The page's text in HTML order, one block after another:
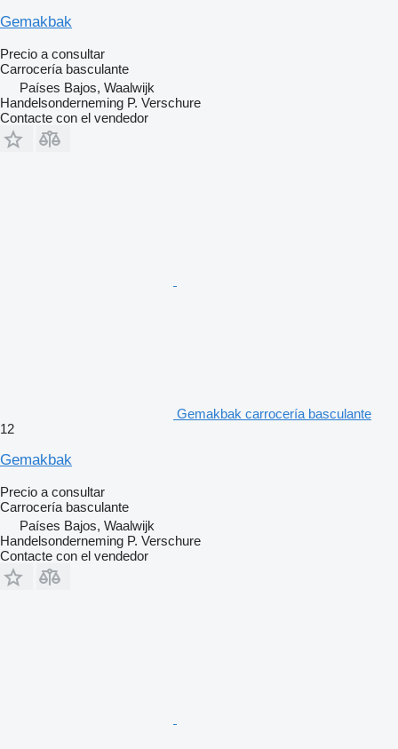
Gemakbak
Precio a consultar
Carrocería basculante
Países Bajos, Waalwijk
Handelsonderneming P. Verschure
Contacte con el vendedor
Gemakbak carrocería basculante
12
Gemakbak
Precio a consultar
Carrocería basculante
Países Bajos, Waalwijk
Handelsonderneming P. Verschure
Contacte con el vendedor